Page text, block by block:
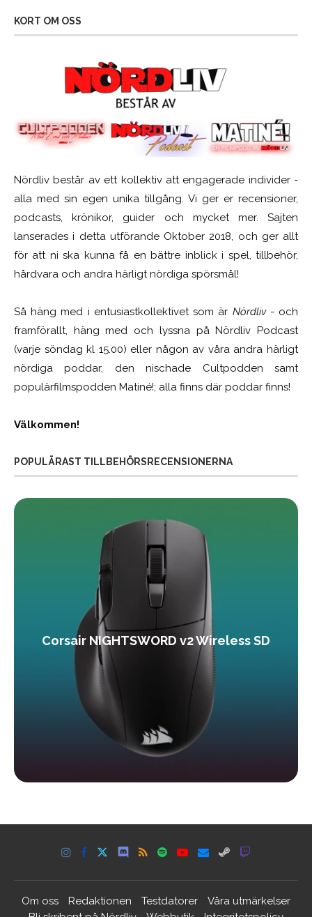
KORT OM OSS
Nördliv består av ett kollektiv att engagerade individer -
alla med sin egen unika tillgång. Vi ger er recensioner,
podcasts, krönikor, guider och mycket mer. Sajten
lanserades i detta utförande Oktober 2018, och ger allt
för att ni ska kunna få en bättre inblick i spel, tillbehör,
hårdvara och andra härligt nördiga spörsmål!
Så häng med i entusiastkollektivet som är Nördliv- och
framförallt, häng med och lyssna på Nördliv Podcast
(varje söndag kl 15.00) eller någon av våra andra härligt
nördiga poddar, den nischade Cultpodden samt
populärfilmspodden Matiné!; alla finns där poddar finns!
Välkommen!
POPULÄRAST TILLBEHÖRSRECENSIONERNA
Corsair NIGHTSWORD v2 Wireless SD
Om oss Redaktionen Testdatorer
Våra utmärkelser